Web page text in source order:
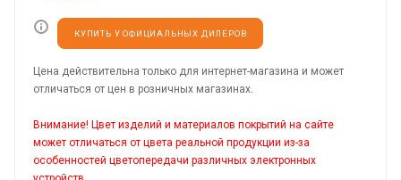
КУПИТЬ У ОФИЦИАЛЬНЫХ ДИЛЕРОВ
Цена действительна только для интернет-магазина и может
отличаться от цен в розничных магазинах.
Внимание! Цвет изделий и материалов покрытий на сайте
может отличаться от цвета реальной продукции из-за
особенностей цветопередачи различных электронных